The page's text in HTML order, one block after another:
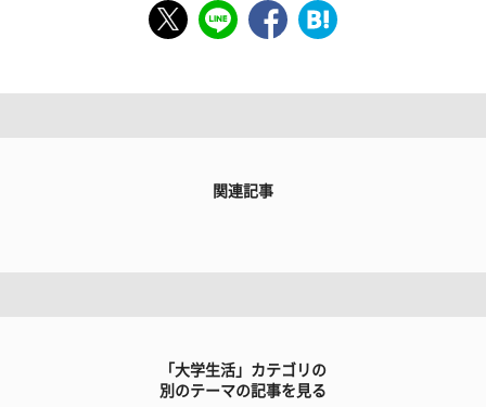
関連記事
「大学生活」カテゴリの
別のテーマの記事を見る